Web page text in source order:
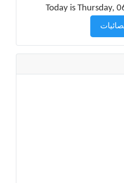
Today is Thursday,